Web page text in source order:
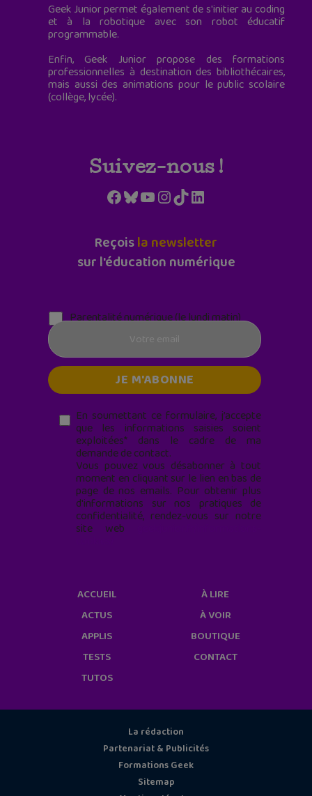
Geek Junior permet également de s'initier au coding
et à la robotique avec son robot éducatif
programmable.
Enfin, Geek Junior propose des formations
professionnelles à destination des bibliothécaires,
mais aussi des animations pour le public scolaire
(collège, lycée).
Suivez-nous !
Facebook
Bluesky
YouTube
Instagram
TikTokLinkedIn
Reçoisla newsletter
sur l'éducation numérique
Parentalité numérique (le lundi matin)
En soumettant ce formulaire, j’accepte
que les informations saisies soient
exploitées* dans le cadre de ma
demande de contact.
Vous pouvez vous désabonner à tout
moment en cliquant sur le lien en bas de
page de nos emails. Pour obtenir plus
d'informations sur nos pratiques de
confidentialité, rendez-vous sur notre
site web
ACCUEIL
ACTUS
APPLIS
TESTS
TUTOS
À LIRE
À VOIR
BOUTIQUE
CONTACT
La rédaction
Partenariat & Publicités
Formations Geek
Sitemap